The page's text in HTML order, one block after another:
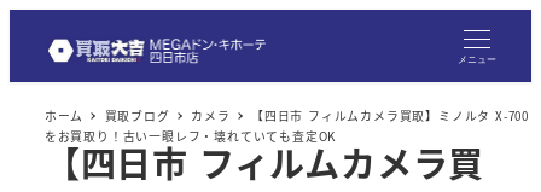
メニュー
ホーム 買取ブログ カメラ
【四日市 フィルムカメラ買取】ミノルタ X-700
をお買取り！古い一眼レフ・壊れていても査定OK
【四日市 フィルムカメラ買